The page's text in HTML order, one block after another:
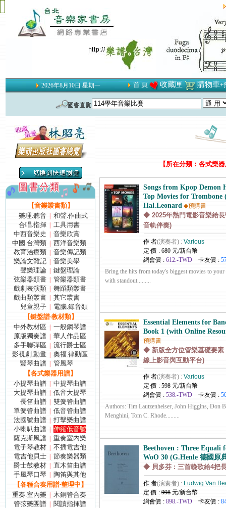
2026年8月10日 星期一 首 頁 收藏匣 購物車+
【音樂叢書類】
樂理.聽音
和聲.作曲式
合唱.指揮
工具用書
中西音樂史
音樂欣賞
中國.台灣類
西洋音樂類
教育治療類
音樂傳記類
樂論文雜記
音樂美學
聲樂理論
鍵盤理論
弦樂器類書
管樂器類書
戲劇表演類
舞蹈類叢書
戲曲類叢書
其它叢書
兒童親子
電腦.錄音類
【鍵盤譜‧教材類】
中外教材區
一般鋼琴譜
原版獨奏譜
華人作品區
多手聯彈區
流行爵士區
影視劇.動畫
奧福.律動區
豎琴曲譜
管風琴
【各式樂器用譜】
小提琴曲譜
中提琴曲譜
大提琴曲譜
低音大提琴
長笛曲譜
雙簧管曲譜
單簧管曲譜
低音管曲譜
法國號曲譜
打擊樂曲譜
小喇叭曲譜
伸縮低音號
薩克斯風譜
重奏室內樂
電子琴教材
不插電吉他
電吉他貝士
節奏樂器類
爵士鼓教材
直木笛曲譜
手風琴口琴
陶笛與其他
【各種合奏用譜‧整理中】
重奏.室內樂
木銅管合奏
管弦樂團譜
閱讀指揮譜
【所在分類：各式樂
Songs from Kpop Demon
Top Movies for Trombone
Hal.Leonard ◆預購書
◆ 2025年熱門電影音樂給
音軌伴奏)
作 者(演奏者) : Various
定 價 : 680 元/新台幣
網會價 : 612.-TWD 卡友價 :
Bring the hits from today's biggest movies to
with standout.........
Essential Elements for
Book 1 (with Online
預購書
◆ 新版全方位管樂基礎要素
線上影音與互動平台)
作 者(演奏者) : Various
定 價 : 598 元/新台幣
網會價 : 538.-TWD 卡友價 :
Authors: Tim Lautzenheiser, John Higgins, Don
Menghini, Tom C. Rhode.........
Beethoven : Three Equali
WoO 30 (G.Henle 德國原
◆ 貝多芬 : 三首輓歌給4把
作 者(演奏者) : Ludwig Van
定 價 : 998 元/新台幣
網會價 : 898.-TWD 卡友價 :